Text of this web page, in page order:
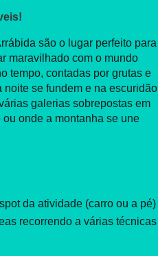
são o lugar perfeito para
maravilhado com o mundo
tempo, contadas por grutas e
noite se fundem e na escuridão
galerias sobrepostas em
onde a montanha se une
da atividade (carro ou a pé)
recorrendo a várias técnicas